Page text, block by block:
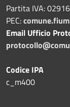
Partita IVA:
PEC:
Email Ufficio
Codice IPA
c_m400